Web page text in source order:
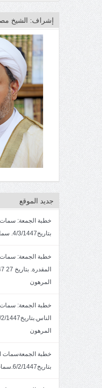
إشراف: الشيخ
جديد الموقع
بتاريخ4/3/1447. سماحة الشيخ مصطفى المرهون
المرهون
المرهون
بتاريخ6/2/1447.سماحة الشيخ مصطفى المرهون